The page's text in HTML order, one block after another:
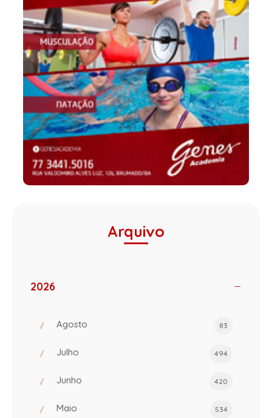
Arquivo
2026
Agosto 83
Julho 494
Junho 420
Maio 534